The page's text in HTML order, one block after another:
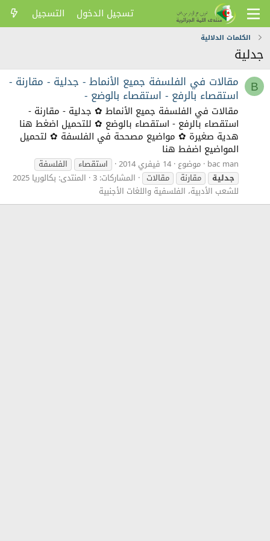
تسجيل الدخول التسجيل
الكلمات الدلالية
جدلية
B مقالات في الفلسفة جميع الأنماط - جدلية - مقارنة -
استقصاء بالرفع - استقصاء بالوضع -
مقالات في الفلسفة جميع الأنماط ✿ جدلية - مقارنة -
استقصاء بالرفع - استقصاء بالوضع ✿ للتحميل اضغط هنا
هدية صغيرة ✿ مواضيع مصححة في الفلسفة ✿ لتحميل
المواضيع اضفط هنا
bac man موضوع 14 فيفري 2014 استقصاء
الفلسفة
جدلية
مقارنة مقالات المشاركات: 3 المنتدى:
بكالوريا 2025
للشعب الأدبية، الفلسفية واللغات الأجنبية